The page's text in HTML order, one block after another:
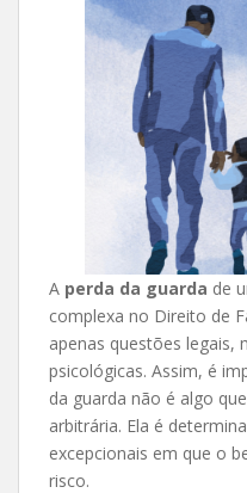
A perda da guarda de
complexa no Direito de
apenas questões legais,
psicológicas. Assim, é
da guarda não é algo
arbitrária. Ela é
excepcionais em que o
risco.